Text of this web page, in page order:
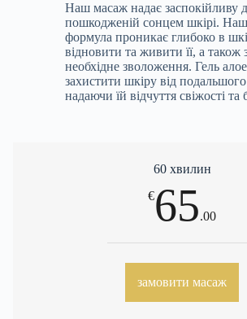
Наш масаж надає заспокійливу
пошкодженій сонцем шкірі.
формула проникає глибоко в
відновити та живити її, а також
необхідне зволоження. Гель
захистити шкіру від
надаючи їй відчуття свіжості та
60 хвилин
€65.00
замовити масаж